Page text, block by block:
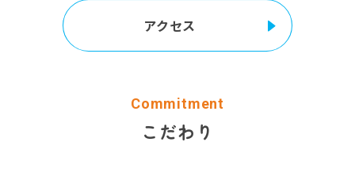
アクセス
Commitment
こだわり